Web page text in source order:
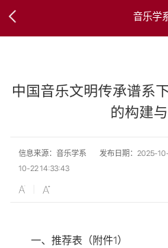
音乐学
中国音乐文明传承谱系
的构建
信息来源：音乐学系 发布日期：2025-
10-22 14:33:43
一、推荐表（附件1）